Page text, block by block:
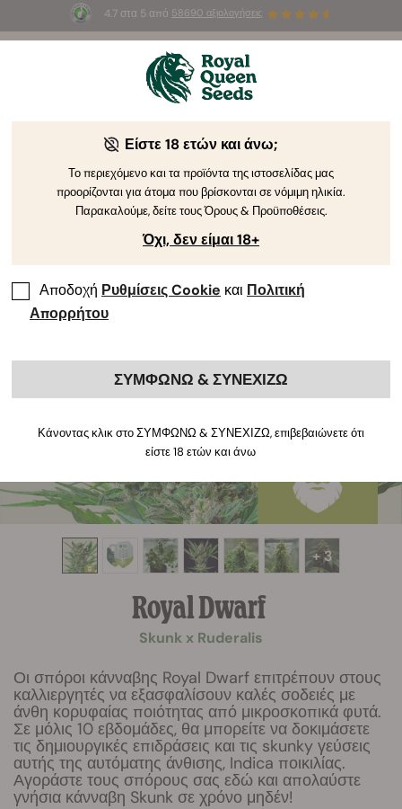
4.7 στα 5 από 58690 αξιολογήσεις
3 σπόρους White Widow AutoΔΩΡΕΑΝ για τους
+ 3
Royal Dwarf
Skunk x Ruderalis
Οι σπόροι κάνναβης Royal Dwarf επιτρέπουν στους
καλλιεργητές να εξασφαλίσουν καλές σοδειές με
άνθη κορυφαίας ποιότητας από μικροσκοπικά φυτά.
Σε μόλις 10 εβδομάδες, θα μπορείτε να δοκιμάσετε
τις δημιουργικές επιδράσεις και τις skunky γεύσεις
αυτής της αυτόματης άνθισης, Indica ποικιλίας.
Αγοράστε τους σπόρους σας εδώ και απολαύστε
γνήσια κάνναβη Skunk σε χρόνο μηδέν!
Είστε 18 ετών και άνω;
Το περιεχόμενο και τα προϊόντα της ιστοσελίδας μας
προορίζονται για άτομα που βρίσκονται σε νόμιμη ηλικία.
Παρακαλούμε, δείτε τους Όρους & Προϋποθέσεις.
Όχι, δεν είμαι 18+
Αποδοχή Ρυθμίσεις Cookie και Πολιτική
Απορρήτου
ΣΥΜΦΩΝΩ & ΣΥΝΕΧΙΖΩ
Κάνοντας κλικ στο ΣΥΜΦΩΝΩ & ΣΥΝΕΧΙΖΩ, επιβεβαιώνετε ότι
είστε 18 ετών και άνω